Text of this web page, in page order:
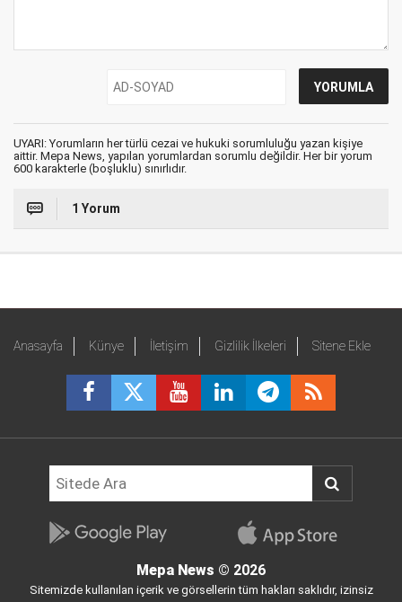
UYARI: Yorumların her türlü cezai ve hukuki sorumluluğu yazan kişiye
aittir. Mepa News, yapılan yorumlardan sorumlu değildir. Her bir yorum
600 karakterle (boşluklu) sınırlıdır.
1 Yorum
Anasayfa Künye İletişim Gizlilik İlkeleri Sitene Ekle
Mepa News © 2026
Sitemizde kullanılan içerik ve görsellerin tüm hakları saklıdır, izinsiz